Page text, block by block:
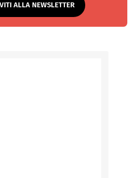
ALLA NEWSLETTER